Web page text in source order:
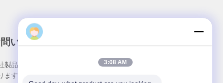
い合わせ
製品についてのお問い合わせは、こちらで受付して
ます.
3:08 AM